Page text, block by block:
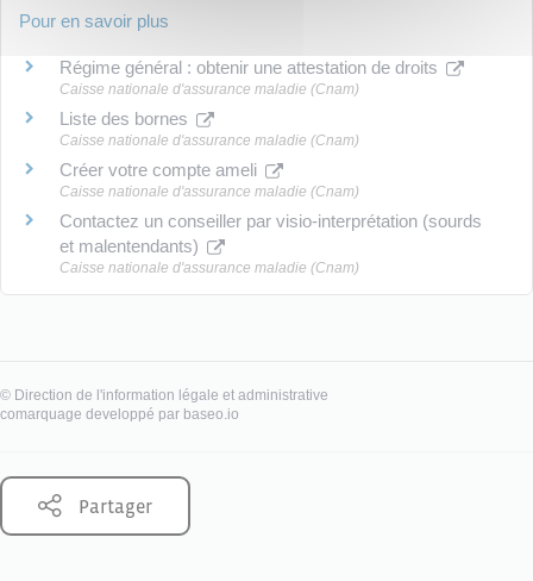
Pour en savoir plus
Régime général : obtenir une attestation de droits
Caisse nationale d'assurance maladie (Cnam)
Liste des bornes
Caisse nationale d'assurance maladie (Cnam)
Créer votre compte ameli
Caisse nationale d'assurance maladie (Cnam)
Contactez un conseiller par visio-interprétation (sourds
et malentendants)
Caisse nationale d'assurance maladie (Cnam)
© Direction de l'information légale et administrative
comarquage developpé par baseo.io
Partager